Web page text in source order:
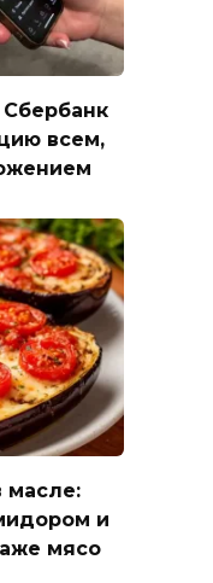
всем,
масле:
и
мясо